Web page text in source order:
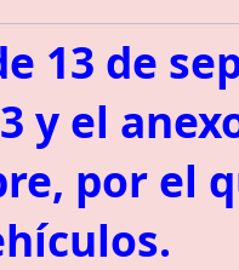
13 de
y el
por el